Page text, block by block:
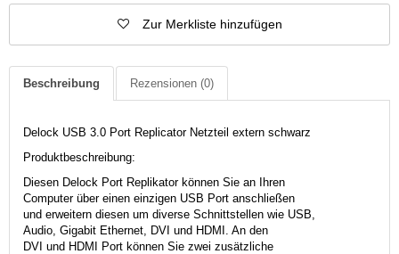
Zur Merkliste hinzufügen
Beschreibung Rezensionen (0)
Delock USB 3.0 Port Replicator Netzteil extern schwarz
Produktbeschreibung:
Diesen Delock Port Replikator können Sie an Ihren
Computer über einen einzigen USB Port anschließen
und erweitern diesen um diverse Schnittstellen wie USB,
Audio, Gigabit Ethernet, DVI und HDMI. An den
DVI und HDMI Port können Sie zwei zusätzliche